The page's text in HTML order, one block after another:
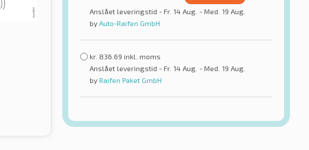
Anslået leveringstid - Fr. 14 Aug. - Med. 19 Aug.
by Auto-Raifen GmbH
kr. 836.69 inkl. moms
Anslået leveringstid - Fr. 14 Aug. - Med. 19 Aug.
by Raifen Paket GmbH